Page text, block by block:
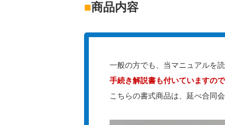
■商品内容
一般の方でも、当マニュアルを
手続き解説書も付いていますの
こちらの書式商品は、延べ合同